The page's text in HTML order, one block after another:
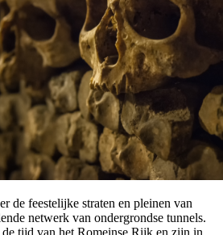
de feestelijke straten en pleinen van
netwerk van ondergrondse tunnels.
tijd van het Romeinse Rijk en zijn in